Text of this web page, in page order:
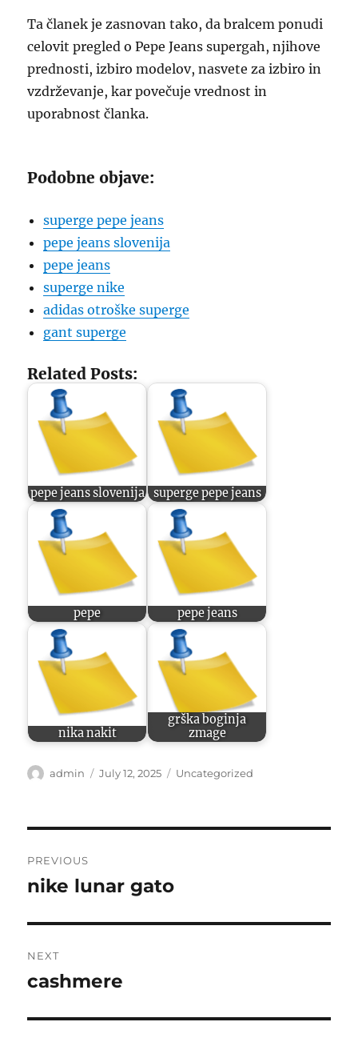
Ta članek je zasnovan tako, da bralcem ponudi
celovit pregled o Pepe Jeans supergah, njihove
prednosti, izbiro modelov, nasvete za izbiro in
vzdrževanje, kar povečuje vrednost in
uporabnost članka.
Podobne objave:
superge pepe jeans
pepe jeans slovenija
pepe jeans
superge nike
adidas otroške superge
gant superge
Related Posts:
pepe jeans slovenija superge pepe jeans
pepe pepe jeans
nika nakit
grška boginja
zmage
Author
admin
Posted
July 12, 2025 Categories
Uncategorized
navigation
PREVIOUS
Previous
nike lunar gato
NEXT
Next
cashmere